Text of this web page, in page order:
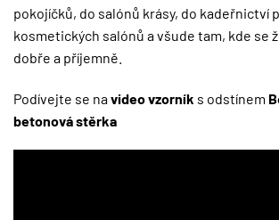
pokojíčků, do salónů krásy, do kadeřnictví
kosmetických salónů a všude tam, kde se
dobře a příjemně.
Podívejte se navideo vzorník s odstínem
betonová stěrka